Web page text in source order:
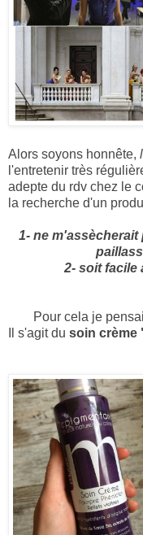
Alors soyons honnête,
l'entretenir très
adepte du rdv chez le
la recherche d'un
1- ne
2- soit facile
Pour cela je
Il s'agit du soin crème